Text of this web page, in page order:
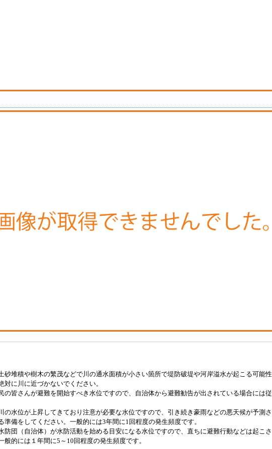
砂堆積や樹木の繁茂などで川の通水面積が小さい箇所で堤防破堤や河岸溢水が起こる可能性
対に川に近づかないでください。
の皆さんが避難を開始すべき水位ですので、自治体から避難勧告が出されている場合には従
の水位が上昇してきており注意が必要な水位ですので、引き続き豪雨などの悪天候が予測さ
準備をしてください。一般的には3年間に1回程度の発生頻度です。
防団（自治体）が水防活動を始める目安になる水位ですので、直ちに避難行動などは起こさ
般的には１年間に5～10回程度の発生頻度です。